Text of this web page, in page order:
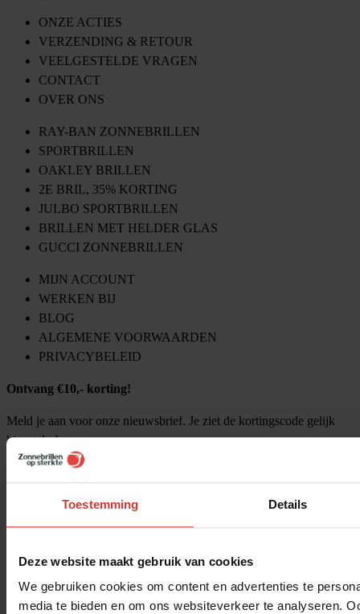
Toestemming Details
Deze website maakt gebruik van cookies
We gebruiken cookies om content en advertenties te
media te bieden en om ons websiteverkeer te analyseren.
ONZE ACTIES
VERZENDING & RETOUR
VEELGESTELDE VRAGEN
CONTACT
OVER ONS
RAY-BAN ZONNEBRILLEN
SPORTBRILLEN
OAKLEY BRILLEN
2E BRIL, 35% KORTING
JULBO SPORTBRILLEN
BRILLEN MET HELDER GLAS
GUCCI ZONNEBRILLEN
MIJN ACCOUNT
WERKEN BIJ
BLOG
ALGEMENE VOORWAARDEN
PRIVACYBELEID
Ontvang €10,- korting!
Meld je aan voor onze nieuwsbrief. Je ziet de kortingscode gelijk
hieronder!